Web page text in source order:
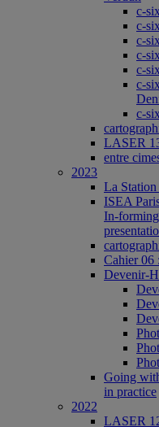
c-
c-
c-
c-
c-
c-
c-
LASER
entre
2023
La
ISEA
In-
Cahier 06
Devenir-
Going
in practice
2022
LASER